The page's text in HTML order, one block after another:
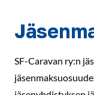
SF-Caravan ry:n